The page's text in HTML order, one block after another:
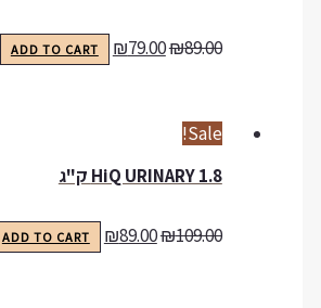
₪89.00
₪79.00
ADD TO CART
Sale!
HiQ URINARY 1.8 ק"ג
₪109.00
₪89.00
ADD TO CART